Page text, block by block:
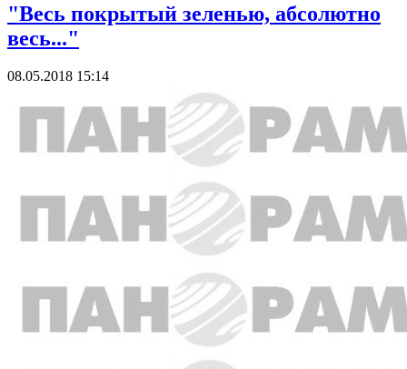
"Весь покрытый зеленью, абсолютно
весь..."
08.05.2018 15:14